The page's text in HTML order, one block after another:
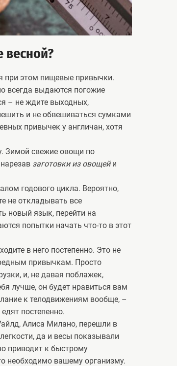
весной?
при этом пищевые привычки.
всегда выдаются погожие
– не ждите выходных,
и не обвешиваться сумками
привычек у англичан, хотя
Зимой свежие овощи по
заготовки из овощейи
годового цикла. Вероятно,
не откладывать все
новый язык, перейти на
попытки начать что-то в этот
в него постепенно. Это не
привычкам. Просто
и, не давая поблажек,
лучше, он будет нравиться вам
к телодвижениям вообще, –
постепенно.
Алиса Милано, перешли в
да и весы показывали
приводит к быстрому
необходимо вашему организму.